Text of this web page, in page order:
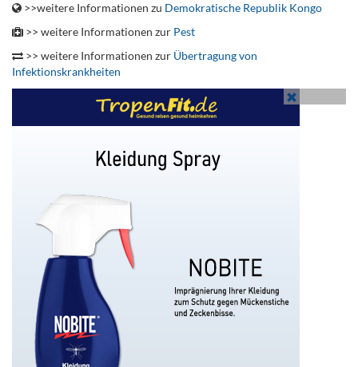
>>weitere Informationen zu Demokratische Republik Kongo
>> weitere Informationen zur Pest
>> weitere Informationen zur Übertragung von
Infektionskrankheiten